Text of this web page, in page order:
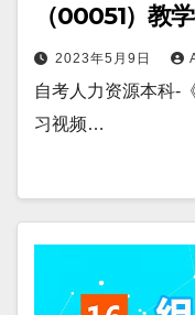
（00051）教
2023年5月9日
自考人力资源本科-
习视频…